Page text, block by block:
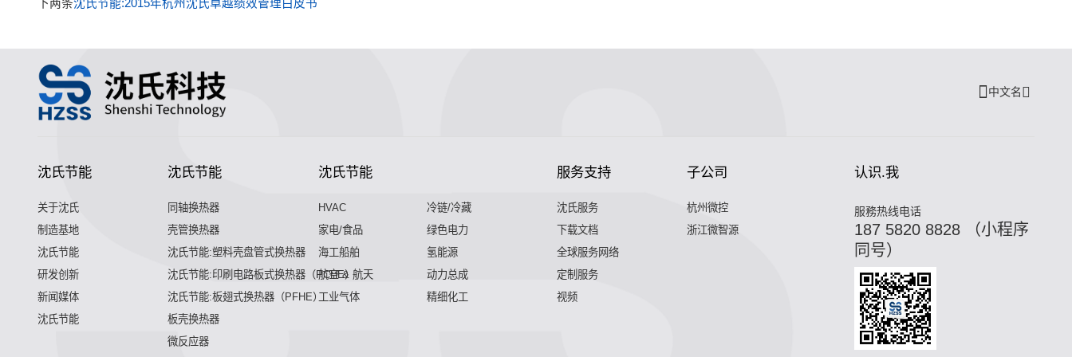
下两条沈氏节能:2015年杭州沈氏卓越绩效管理白皮书
中文名
沈氏节能
关于沈氏
制造基地
沈氏节能
研发创新
新闻媒体
沈氏节能
沈氏节能
同轴换热器
壳管换热器
沈氏节能:塑料壳盘管式换热器
沈氏节能:印刷电路板式换热器（PCHE）
沈氏节能:板翅式换热器（PFHE）
板壳换热器
微反应器
沈氏节能
HVAC
冷链/冷藏
家电/食品
绿色电力
海工船舶
氢能源
航空 & 航天
动力总成
工业气体
精细化工
服务支持
沈氏服务
下载文档
全球服务网络
定制服务
视频
子公司
杭州微控
浙江微智源
认识.我
服務热线电话
187 5820 8828 （小程序
同号）